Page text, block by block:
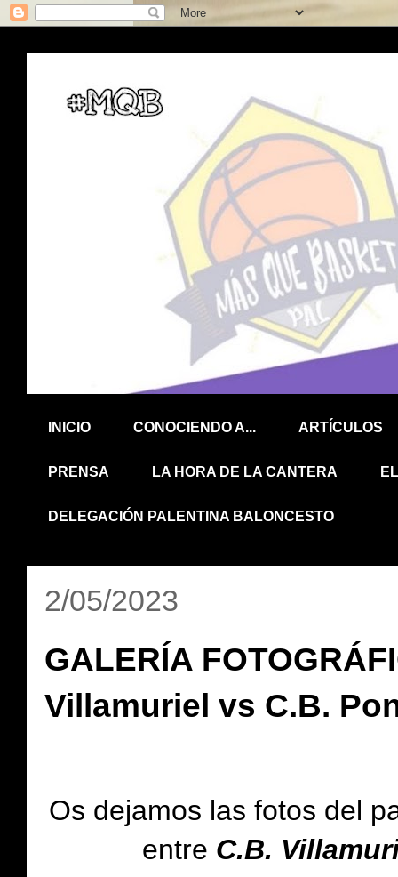
INICIO CONOCIENDO A... ARTÍCULOS
PRENSA LA HORA DE LA CANTERA
DELEGACIÓN PALENTINA BALONCESTO
2/05/2023
GALERÍA
Villamuriel vs C.B.
Os dejamos las fotos del
entre C.B.